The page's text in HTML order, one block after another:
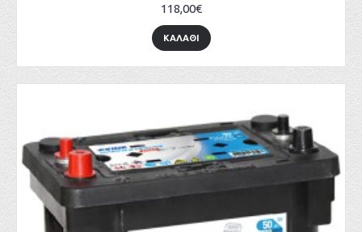
118,00€
ΚΑΛΑΘΙ